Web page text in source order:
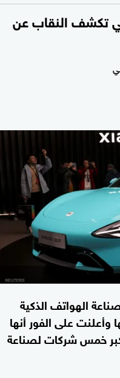
تكشف النقاب عن
الهواتف الذكية
وأعلنت على الفور أنها
خمس شركات لصناعة